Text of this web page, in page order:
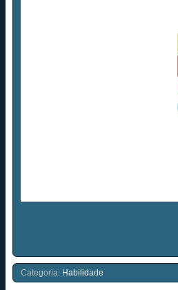
Categoria: Habilidade